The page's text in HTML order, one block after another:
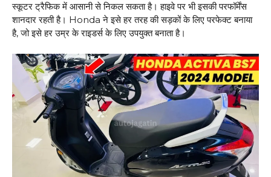
स्कूटर ट्रैफिक में आसानी से निकल सकता है। हाइवे पर भी इसकी परफॉर्मेंस
शानदार रहती है। Honda ने इसे हर तरह की सड़कों के लिए परफेक्ट बनाया
है, जो इसे हर उम्र के राइडर्स के लिए उपयुक्त बनाता है।